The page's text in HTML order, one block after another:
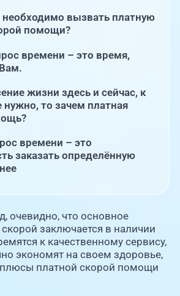
необходимо вызвать платную
помощи?
времени – это время,
жизни здесь и сейчас, к
нужно, то зачем платная
времени – это
заказать определённую
очевидно, что основное
заключается в наличии
к качественному сервису,
экономят на своем здоровье,
плюсы платной скорой помощи